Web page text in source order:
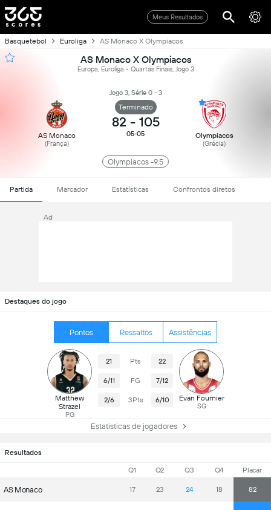
Meus Resultados
Basquetebol Euroliga AS Monaco X Olympiacos
AS Monaco X Olympiacos
Europa, Euroliga - Quartas Finais, Jogo 3
Jogo 3, Série 0 - 3
AS Monaco
(França)
Terminado
82 - 105
05-05 Olympiacos
(Grécia)
Olympiacos -9.5
Partida Marcador Estatísticas Confrontos diretos
Ad
Resultados
Q1 Q2 Q3 Q4 Placar
AS Monaco 17 23 24 18 82
Destaques do jogo
Pontos Ressaltos Assistências
Matthew
Strazel
PG
21 Pts 22
6/11 FG 7/12
2/6 3Pts 6/10 Evan Fournier
SG
Estatisticas de jogadores